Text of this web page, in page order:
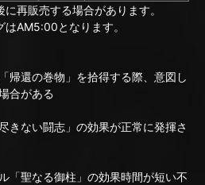
再販売する場合があります。
AM5:00となります。
帰還の巻物」を拾得する際、意図し
合がある
きない闘志」の効果が正常に発揮さ
「聖なる御柱」の効果時間が短い不